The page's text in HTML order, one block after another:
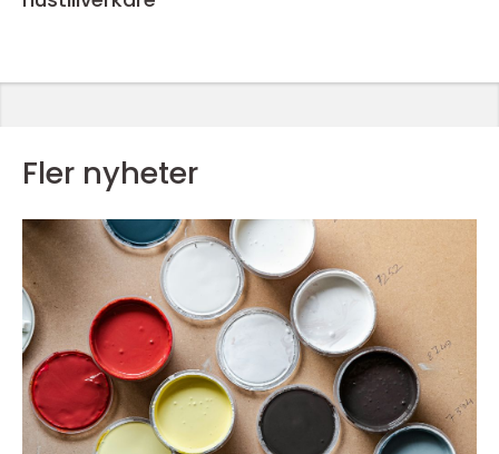
Fler nyheter